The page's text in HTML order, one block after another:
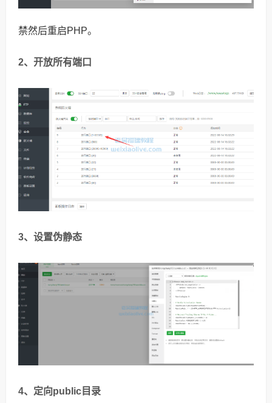
禁然后重启PHP。
2、开放所有端口
3、设置伪静态
4、定向public目录